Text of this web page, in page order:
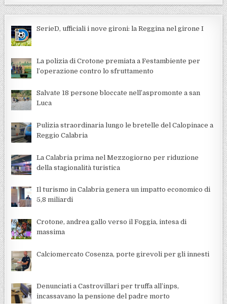
SerieD, ufficiali i nove gironi: la Reggina nel girone I
La polizia di Crotone premiata a Festambiente per
l’operazione contro lo sfruttamento
Salvate 18 persone bloccate nell’aspromonte a san
Luca
Pulizia straordinaria lungo le bretelle del Calopinace a
Reggio Calabria
La Calabria prima nel Mezzogiorno per riduzione
della stagionalità turistica
Il turismo in Calabria genera un impatto economico di
5,8 miliardi
Crotone, andrea gallo verso il Foggia, intesa di
massima
Calciomercato Cosenza, porte girevoli per gli innesti
Denunciati a Castrovillari per truffa all’inps,
incassavano la pensione del padre morto